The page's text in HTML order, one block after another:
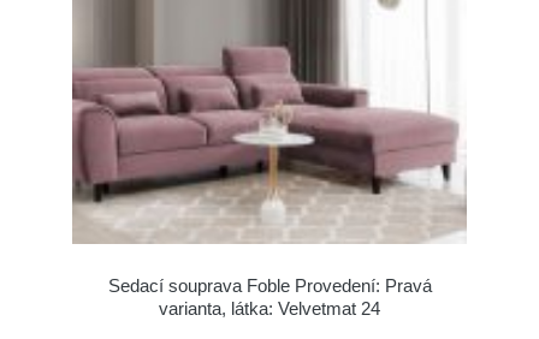
Sedací souprava Foble Provedení: Pravá
varianta, látka: Velvetmat 24